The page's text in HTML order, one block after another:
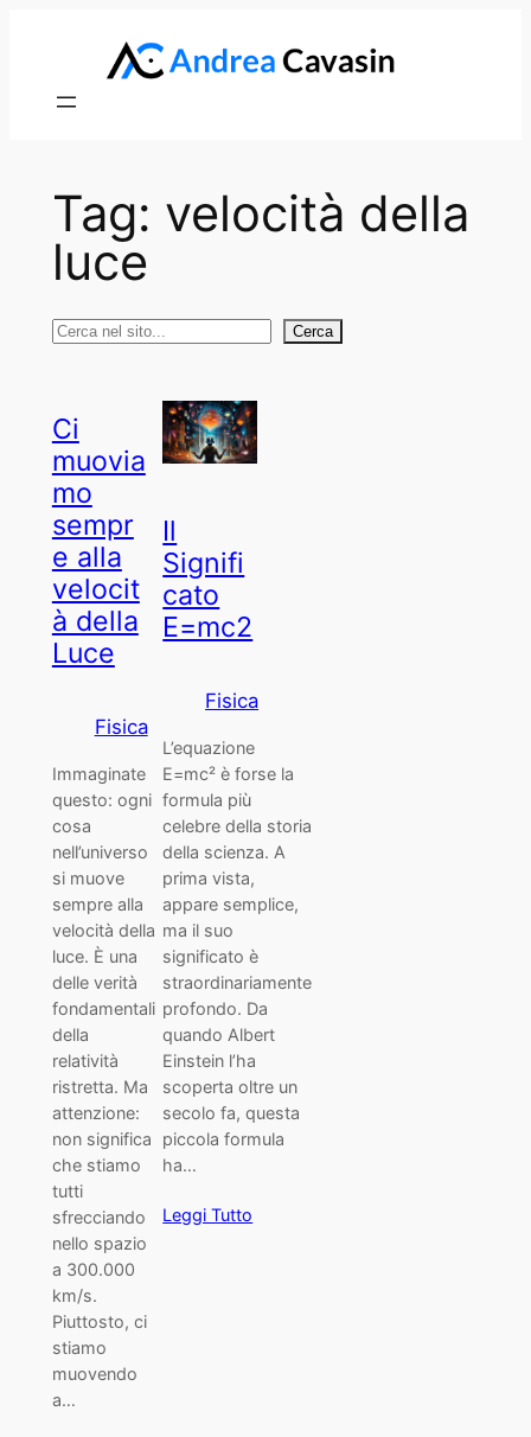
Tag: velocità della
luce
Cerca Cerca
Ci
muovia
mo
sempr
e alla
velocit
à della
Luce
Fisica
Immaginate
questo: ogni
cosa
nell’universo
si muove
sempre alla
velocità della
luce. È una
delle verità
fondamentali
della
relatività
ristretta. Ma
attenzione:
non significa
che stiamo
tutti
sfrecciando
nello spazio
a 300.000
km/s.
Piuttosto, ci
stiamo
muovendo
a…
Il
Signifi
cato
E=mc2
Fisica
L’equazione
E=mc² è forse la
formula più
celebre della storia
della scienza. A
prima vista,
appare semplice,
ma il suo
significato è
straordinariamente
profondo. Da
quando Albert
Einstein l’ha
scoperta oltre un
secolo fa, questa
piccola formula
ha…
Leggi Tutto